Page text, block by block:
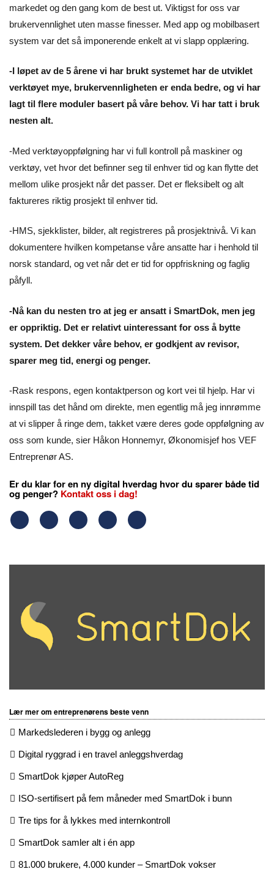
markedet og den gang kom de best ut. Viktigst for oss var
brukervennlighet uten masse finesser. Med app og mobilbasert
system var det så imponerende enkelt at vi slapp opplæring.
-I løpet av de 5 årene vi har brukt systemet har de utviklet
verktøyet mye, brukervennligheten er enda bedre, og vi har
lagt til flere moduler basert på våre behov. Vi har tatt i bruk
nesten alt.
-Med verktøyoppfølgning har vi full kontroll på maskiner og
verktøy, vet hvor det befinner seg til enhver tid og kan flytte det
mellom ulike prosjekt når det passer. Det er fleksibelt og alt
faktureres riktig prosjekt til enhver tid.
-HMS, sjekklister, bilder, alt registreres på prosjektnivå. Vi kan
dokumentere hvilken kompetanse våre ansatte har i henhold til
norsk standard, og vet når det er tid for oppfriskning og faglig
påfyll.
-Nå kan du nesten tro at jeg er ansatt i SmartDok, men jeg
er oppriktig. Det er relativt uinteressant for oss å bytte
system. Det dekker våre behov, er godkjent av revisor,
sparer meg tid, energi og penger.
-Rask respons, egen kontaktperson og kort vei til hjelp. Har vi
innspill tas det hånd om direkte, men egentlig må jeg innrømme
at vi slipper å ringe dem, takket være deres gode oppfølgning av
oss som kunde, sier Håkon Honnemyr, Økonomisjef hos VEF
Entreprenør AS.
Er du klar for en ny digital hverdag hvor du sparer både tid
og penger? Kontakt oss i dag!
Lær mer om entreprenørens beste venn
Markedslederen i bygg og anlegg
Digital ryggrad i en travel anleggshverdag
SmartDok kjøper AutoReg
ISO-sertifisert på fem måneder med SmartDok i bunn
Tre tips for å lykkes med internkontroll
SmartDok samler alt i én app
81.000 brukere, 4.000 kunder – SmartDok vokser